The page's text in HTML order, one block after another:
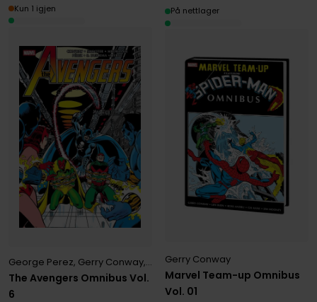
The Avengers Omnibus Vol.
6
George Perez, Gerry Conway, Jim Shooter,Sal Buscema
Kun 1 igjen
Marvel Team-up Omnibus
Vol. 01
Gerry Conway
På nettlager